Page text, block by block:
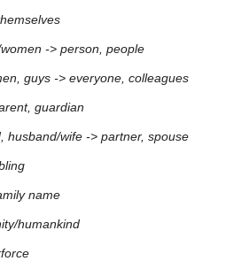
-> person, people
guys -> everyone, colleagues
guardian
husband/wife -> partner, spouse
name
humankind